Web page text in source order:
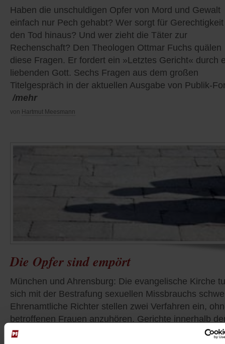
Haben die unschuldigen Opfer von Mord und Gewalt
einfach nur Pech gehabt? Wer sorgt für
den Tod hinaus? Und wer zieht die Täter zur
Rechenschaft? Den Theologen Ottmar Fuchs quälen
diese Fragen. Er fordert ein »Letztes Gericht« durch
liebenden Gott. Sechs Fragen aus dem großen
Titelgespräch in der aktuellen Ausgabe von Publik-
/mehr
von Hartmut Meesmann
Die Opfer sind empört
München und Ahrensburg: Die evangelische Kirche
sich mit der Bestrafung sexuellen Missbrauchs
Ehrenamtliche Richter stellen zwei Verfahren ein,
betroffenen Frauen anzuhören. Gerichte innerhalb
EKD urteilen unterschiedlich